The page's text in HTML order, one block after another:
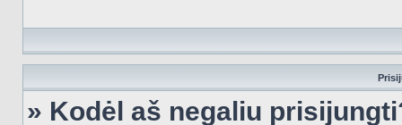
» Kodėl aš negaliu